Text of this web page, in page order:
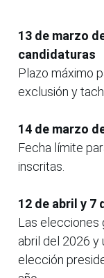
13 de marzo
candidaturas
Plazo máximo
exclusión y
14 de marzo
Fecha límite
inscritas.
12 de abril y 7
Las elecciones
abril del 2026 y
elección